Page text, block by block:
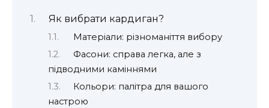
Як вибрати кардиган?
Матеріали: різноманіття вибору
Фасони: справа легка, але з
підводними каміннями
Кольори: палітра для вашого
настрою